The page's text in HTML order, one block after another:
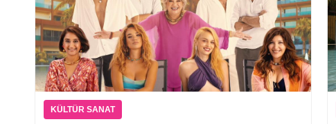
KÜLTÜR SANAT